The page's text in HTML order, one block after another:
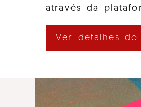
através da
Ver detalhes do